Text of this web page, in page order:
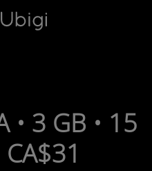
Alt bilgi
• 3 GB • 15